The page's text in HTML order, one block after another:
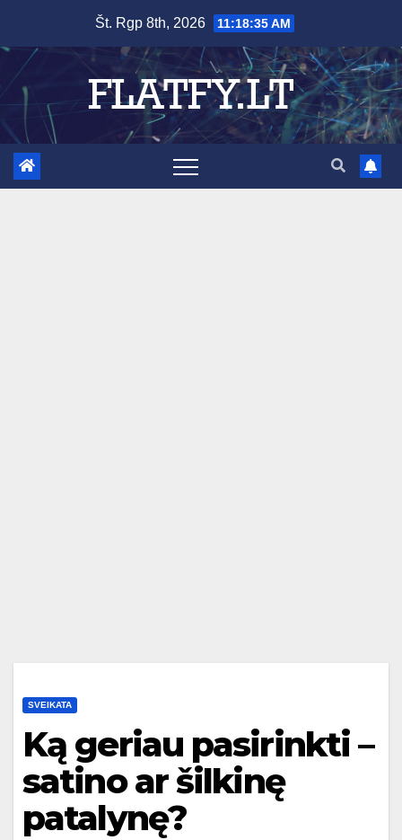
content
Št. Rgp 8th, 2026 11:18:36 AM
SVEIKATA
Ką geriau pasirinkti –
satino ar šilkinę
patalynę?